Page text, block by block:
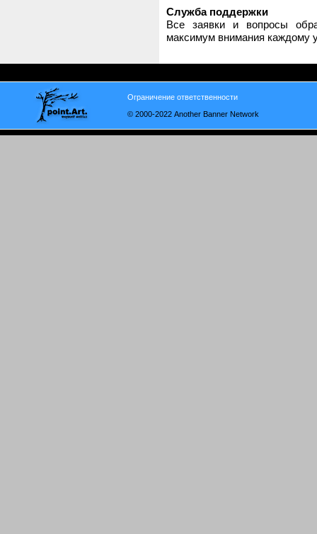
Служба поддержки
Все заявки и вопросы
максимум внимания каждому
Ограничение ответственности
© 2000-2022 Another Banner Network